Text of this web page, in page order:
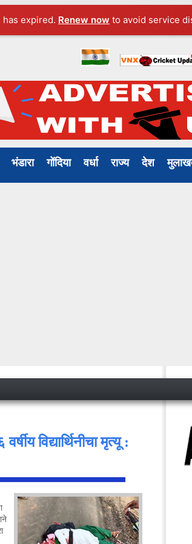
expired. Renew now to avoid service
भंडारा गोंदिया वर्धा राज्य देश
विद्यार्थिनीचा मृत्यू :